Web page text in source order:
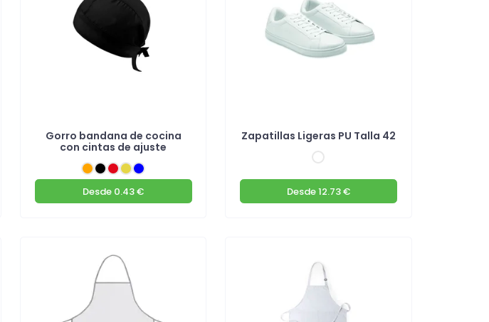
Gorro bandana de cocina
con cintas de ajuste
Desde 0.43 €
Zapatillas Ligeras PU Talla 42
Desde12.73 €